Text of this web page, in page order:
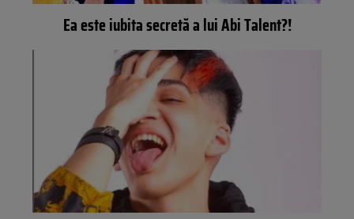
Ea este iubita secretă a lui Abi Talent?!